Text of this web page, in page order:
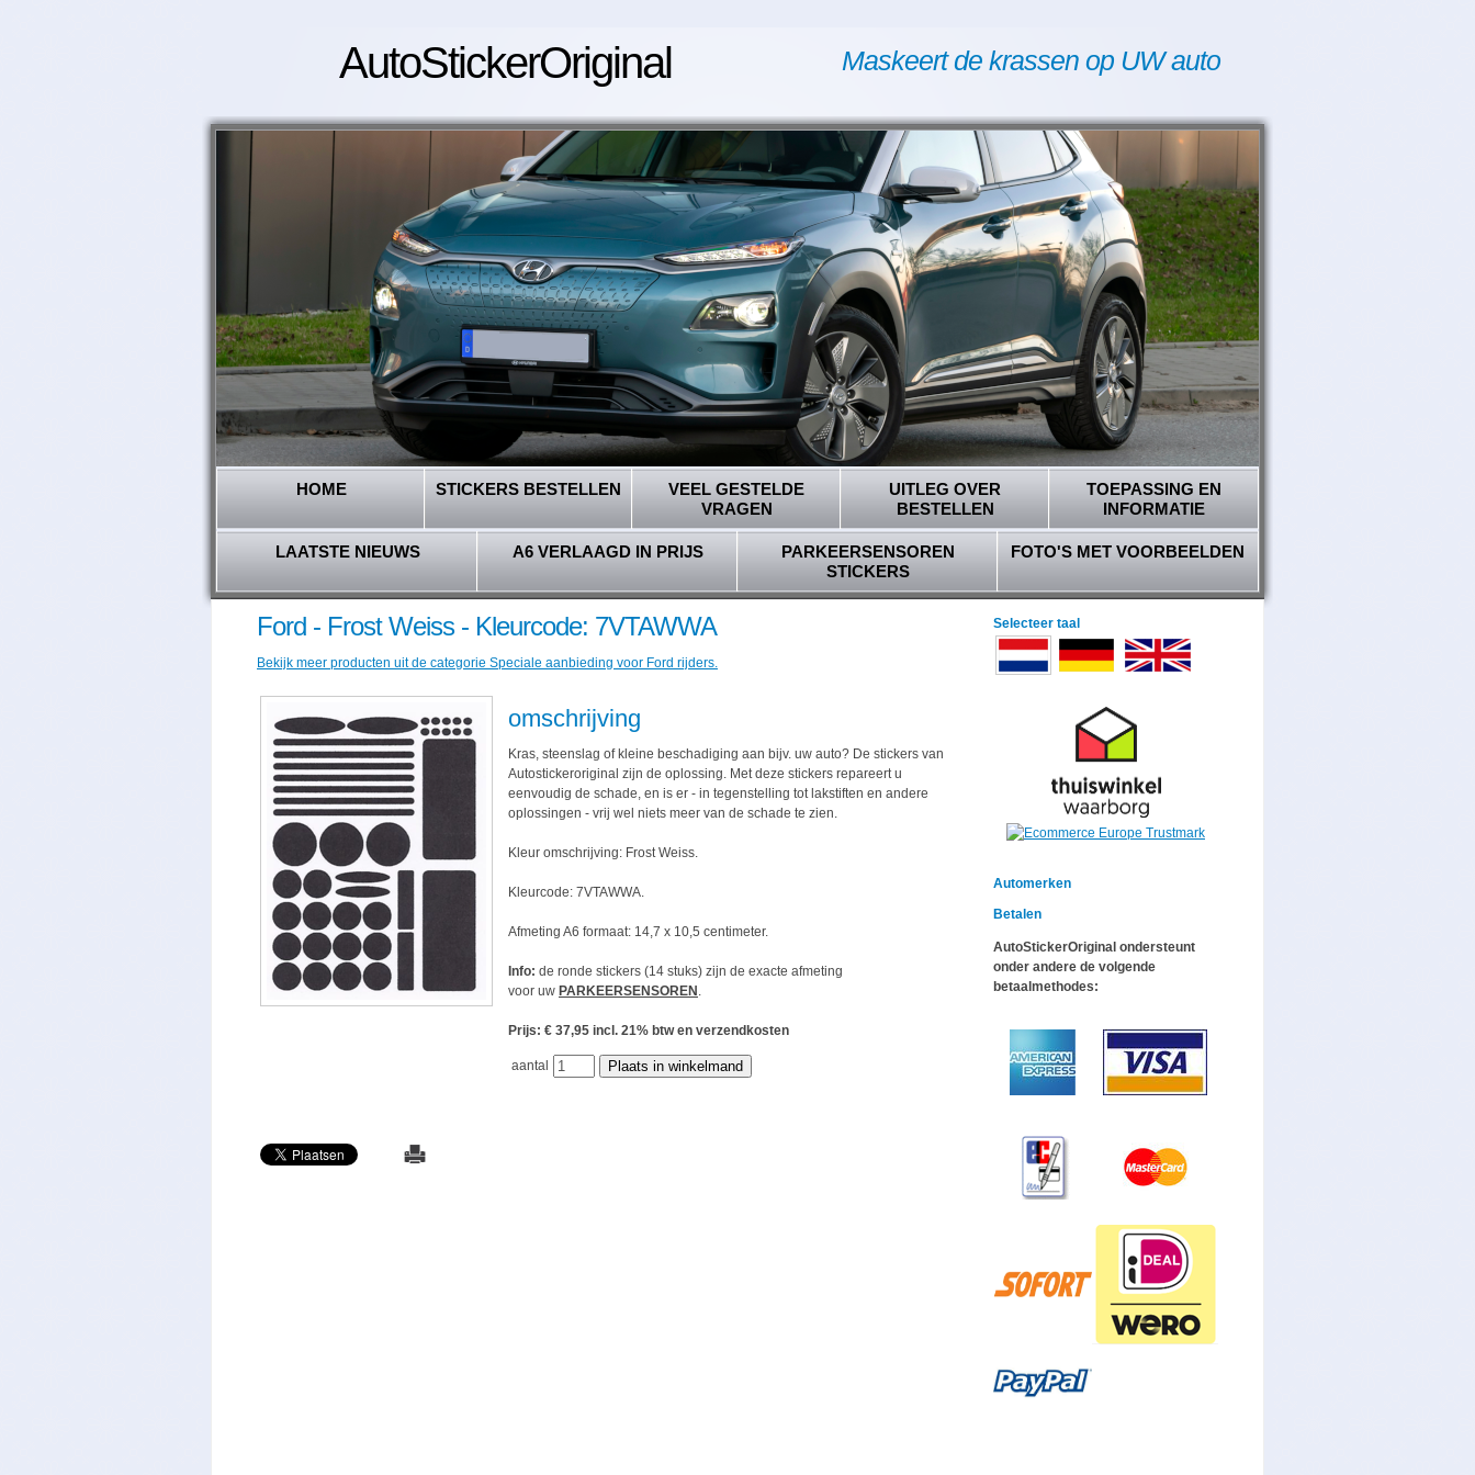
AutoStickerOriginal Maskeert de krassen op UW auto
HOME STICKERS BESTELLEN
VEEL GESTELDE
VRAGEN
UITLEG OVER
BESTELLEN
TOEPASSING EN
INFORMATIE
LAATSTE NIEUWS A6 VERLAAGD IN PRIJS
PARKEERSENSOREN
STICKERS
FOTO'S MET VOORBEELDEN
Ford - Frost Weiss - Kleurcode: 7VTAWWA
Bekijk meer producten uit de categorie Speciale aanbieding voor Ford rijders.
omschrijving
Kras, steenslag of kleine beschadiging aan bijv. uw auto? De stickers van
Autostickeroriginal zijn de oplossing. Met deze stickers repareert u
eenvoudig de schade, en is er - in tegenstelling tot lakstiften en andere
oplossingen - vrij wel niets meer van de schade te zien.
Kleur omschrijving: Frost Weiss.
Kleurcode: 7VTAWWA.
Afmeting A6 formaat: 14,7 x 10,5 centimeter.
Info: de ronde stickers (14 stuks) zijn de exacte afmeting
voor uw PARKEERSENSOREN .
Prijs: € 37,95 incl. 21% btw en verzendkosten
aantal
Selecteer taal
Automerken
Betalen
AutoStickerOriginal ondersteunt
onder andere de volgende
betaalmethodes: